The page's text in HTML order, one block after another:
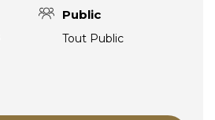
Public
Tout Public